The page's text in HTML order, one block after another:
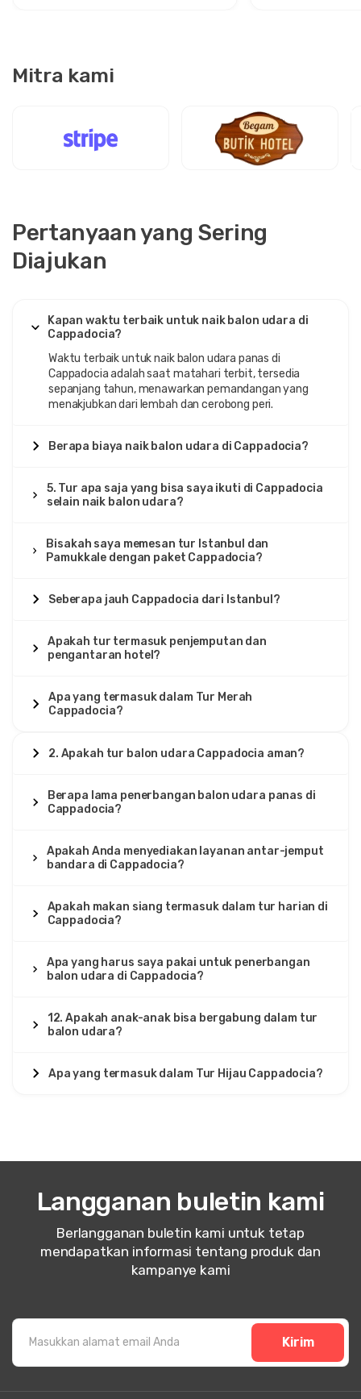
Mitra kami
Pertanyaan yang Sering
Diajukan
Kapan waktu terbaik untuk naik balon udara di
Cappadocia?
Waktu terbaik untuk naik balon udara panas di
Cappadocia adalah saat matahari terbit, tersedia
sepanjang tahun, menawarkan pemandangan yang
menakjubkan dari lembah dan cerobong peri.
Berapa biaya naik balon udara di Cappadocia?
5. Tur apa saja yang bisa saya ikuti di Cappadocia
selain naik balon udara?
Bisakah saya memesan tur Istanbul dan
Pamukkale dengan paket Cappadocia?
Seberapa jauh Cappadocia dari Istanbul?
Apakah tur termasuk penjemputan dan
pengantaran hotel?
Apa yang termasuk dalam Tur Merah
Cappadocia?
2. Apakah tur balon udara Cappadocia aman?
Berapa lama penerbangan balon udara panas di
Cappadocia?
Apakah Anda menyediakan layanan antar-jemput
bandara di Cappadocia?
Apakah makan siang termasuk dalam tur harian di
Cappadocia?
Apa yang harus saya pakai untuk penerbangan
balon udara di Cappadocia?
12. Apakah anak-anak bisa bergabung dalam tur
balon udara?
Apa yang termasuk dalam Tur Hijau Cappadocia?
Langganan buletin kami
Berlangganan buletin kami untuk tetap
mendapatkan informasi tentang produk dan
kampanye kami
Kirim